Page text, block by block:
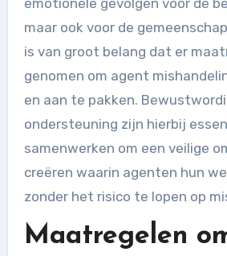
maar ook voor de
is van groot belang dat er
genomen om agent
en aan te pakken.
ondersteuning zijn hierbij
samenwerken om een veilige
creëren waarin agenten hun
zonder het risico te lopen op
Maatregelen